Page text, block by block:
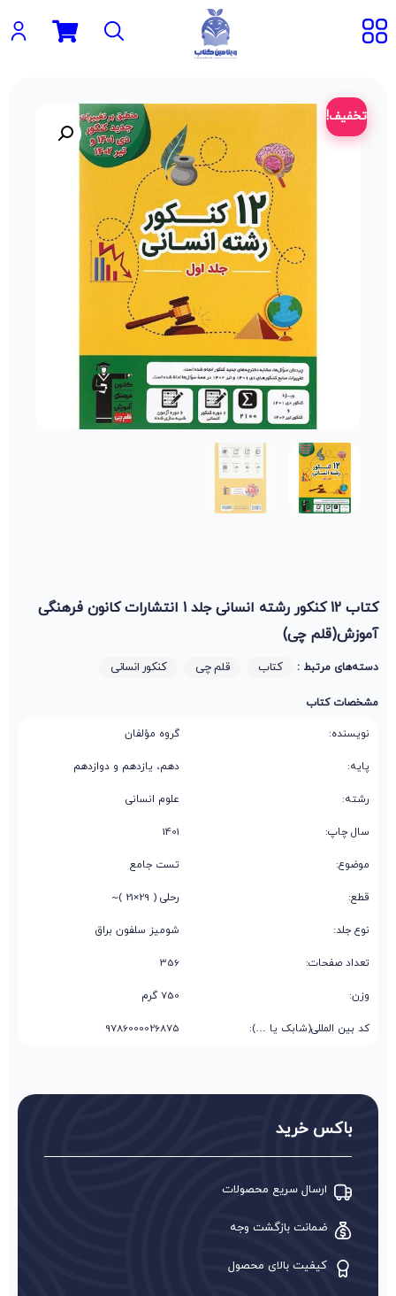
تخفیف!
کتاب 12 کنکور رشته انسانی جلد 1 انتشارات کانون فرهنگی
آموزش(قلم چی)
دسته‌های مرتبط : کتاب قلم چی کنکور انسانی
مشخصات کتاب
نویسنده: گروه مؤلفان
پایه: دهم، یازدهم و دوازدهم
رشته: علوم انسانی
سال چاپ: 1401
موضوع: تست جامع
قطع: رحلی ( 29×21 )~
نوع جلد: شومیز سلفون براق
تعداد صفحات: 356
وزن: 750 گرم
کد بین المللی(شابک یا …): 9786000026875
باکس خرید
ارسال سریع محصولات
ضمانت بازگشت وجه
کیفیت بالای محصول